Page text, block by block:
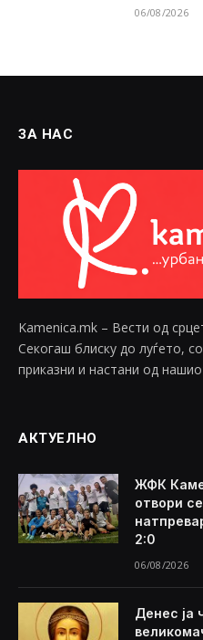
06/08/2026
ЗА НАС
Kamenica.mk – Вести од
Секогаш блиску до луѓето,
приказни и настани од
АКТУЕЛНО
ЖФК
отвори
2:0
06/08/2026
Денес ја